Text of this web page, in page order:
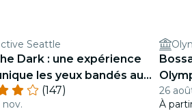
Seattle
Dark : une expérience
les yeux bandés au
Seattle
(147)
nov.
26
À